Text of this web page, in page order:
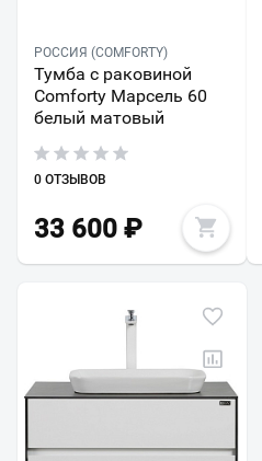
РОССИЯ (COMFORTY)
Тумба с раковиной
Comforty Марсель 60
белый матовый
0 ОТЗЫВОВ
33 600 ₽